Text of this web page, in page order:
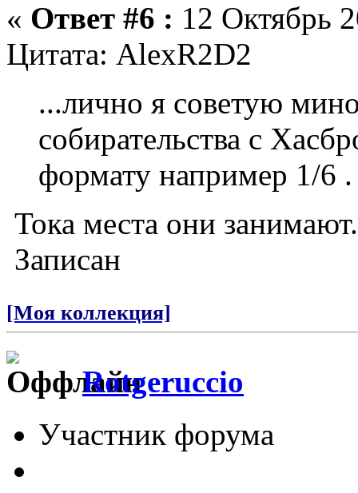
« Ответ #6 : 12 Октябрь
Цитата: AlexR2D2
...лично я советую
собирательства с
формату например 1/6 .
Тока места они
Записан
[Моя коллекция]
Rotgeruccio
Участник форума